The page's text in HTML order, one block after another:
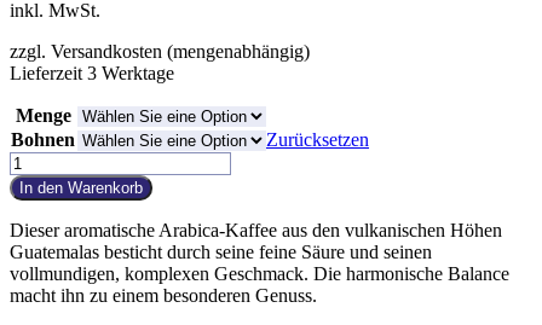
inkl. MwSt.
zzgl. Versandkosten (mengenabhängig)
Lieferzeit 3 Werktage
Menge
Bohnen
Zurücksetzen
Morgenstille
Menge
In den Warenkorb
Dieser aromatische Arabica-Kaffee aus den vulkanischen Höhen
Guatemalas besticht durch seine feine Säure und seinen
vollmundigen, komplexen Geschmack. Die harmonische Balance
macht ihn zu einem besonderen Genuss.